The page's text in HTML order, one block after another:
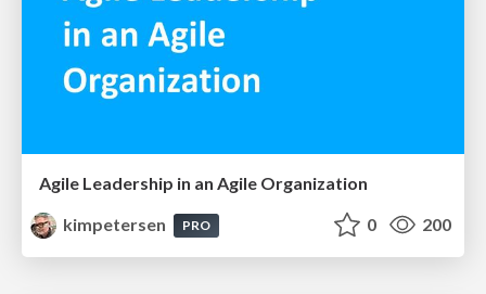
Agile Leadership in an Agile Organization
kimpetersen
PRO 0 200